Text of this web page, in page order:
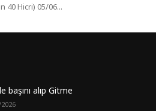
40 Hicri) 05/06...
başını alıp Gitme